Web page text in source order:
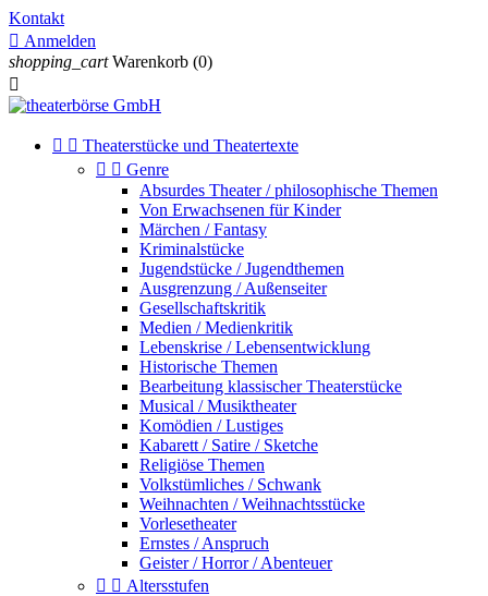
Kontakt
 Anmelden
shopping_cart Warenkorb (0)

  Theaterstücke und Theatertexte
  Genre
Absurdes Theater / philosophische Themen
Von Erwachsenen für Kinder
Märchen / Fantasy
Kriminalstücke
Jugendstücke / Jugendthemen
Ausgrenzung / Außenseiter
Gesellschaftskritik
Medien / Medienkritik
Lebenskrise / Lebensentwicklung
Historische Themen
Bearbeitung klassischer Theaterstücke
Musical / Musiktheater
Komödien / Lustiges
Kabarett / Satire / Sketche
Religiöse Themen
Volkstümliches / Schwank
Weihnachten / Weihnachtsstücke
Vorlesetheater
Ernstes / Anspruch
Geister / Horror / Abenteuer
  Altersstufen